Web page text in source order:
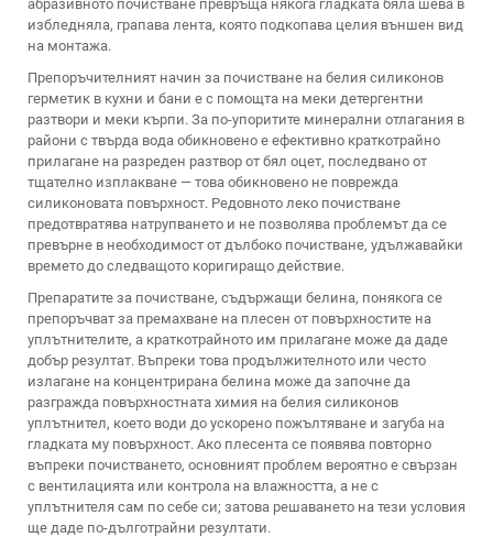
абразивното почистване превръща някога гладката бяла шева в
избледняла, грапава лента, която подкопава целия външен вид
на монтажа.
Препоръчителният начин за почистване на белия силиконов
герметик в кухни и бани е с помощта на меки детергентни
разтвори и меки кърпи. За по-упоритите минерални отлагания в
райони с твърда вода обикновено е ефективно краткотрайно
прилагане на разреден разтвор от бял оцет, последвано от
тщателно изплакване — това обикновено не поврежда
силиконовата повърхност. Редовното леко почистване
предотвратява натрупването и не позволява проблемът да се
превърне в необходимост от дълбоко почистване, удължавайки
времето до следващото коригиращо действие.
Препаратите за почистване, съдържащи белина, понякога се
препоръчват за премахване на плесен от повърхностите на
уплътнителите, а краткотрайното им прилагане може да даде
добър резултат. Въпреки това продължителното или често
излагане на концентрирана белина може да започне да
разгражда повърхностната химия на белия силиконов
уплътнител, което води до ускорено пожълтяване и загуба на
гладката му повърхност. Ако плесента се появява повторно
въпреки почистването, основният проблем вероятно е свързан
с вентилацията или контрола на влажността, а не с
уплътнителя сам по себе си; затова решаването на тези условия
ще даде по-дълготрайни резултати.